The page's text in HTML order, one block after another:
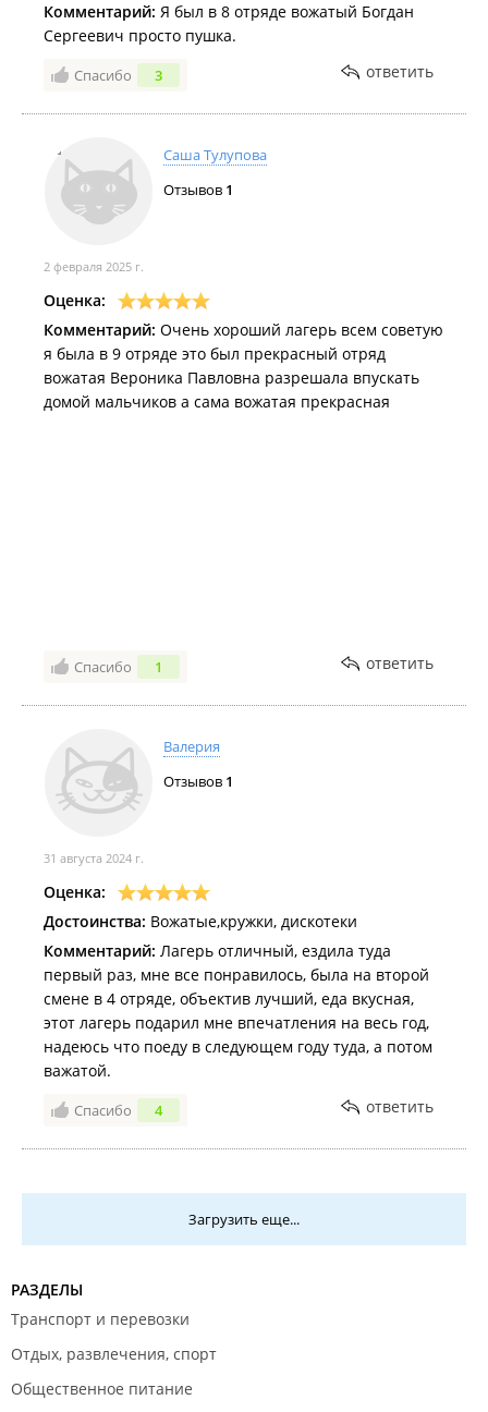
Комментарий: Я был в 8 отряде вожатый Богдан
Сергеевич просто пушка.
Спасибо 3 ответить
Саша Тулупова
Отзывов 1
2 февраля 2025 г.
Оценка:
Комментарий: Очень хороший лагерь всем советую
я была в 9 отряде это был прекрасный отряд
вожатая Вероника Павловна разрешала впускать
домой мальчиков а сама вожатая прекрасная
Спасибо 1 ответить
Валерия
Отзывов 1
31 августа 2024 г.
Оценка:
Достоинства: Вожатые,кружки, дискотеки
Комментарий: Лагерь отличный, ездила туда
первый раз, мне все понравилось, была на второй
смене в 4 отряде, объектив лучший, еда вкусная,
этот лагерь подарил мне впечатления на весь год,
надеюсь что поеду в следующем году туда, а потом
важатой.
Спасибо 4 ответить
Загрузить еще...
РАЗДЕЛЫ
Транспорт и перевозки
Отдых, развлечения, спорт
Общественное питание